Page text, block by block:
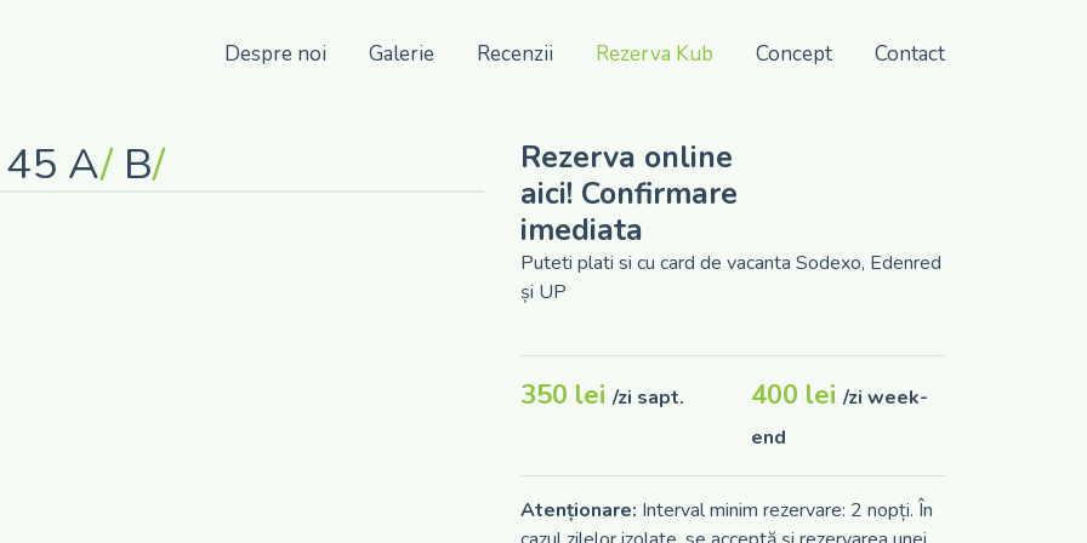
Contact
Concept
Rezerva Kub
Recenzii
Galerie
Despre noi
A/B/
Rezerva online
aici! Confirmare
imediata
Puteti plati si cu card de vacanta Sodexo, Edenred
și UP
350 lei /zi sapt. 400 lei /zi week-
end
Atenționare: Interval minim rezervare: 2 nopți. În